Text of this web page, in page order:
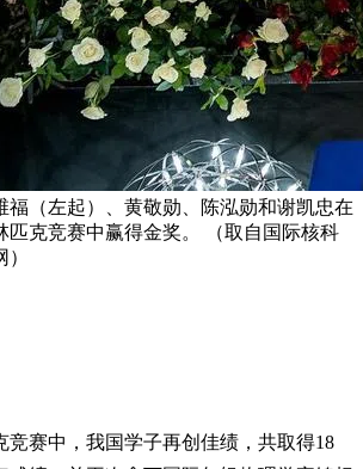
福（左起）、黄敬勋、陈泓勋和谢凯忠在
匹克竞赛中赢得金奖。 （取自国际核科
竞赛中，我国学子再创佳绩，共取得18